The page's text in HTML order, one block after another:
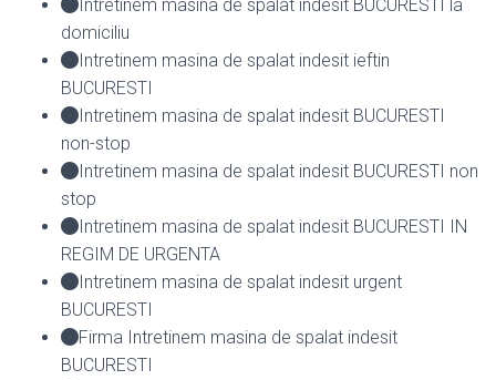
Intretinem masina de spalat indesit BUCURESTI la
domiciliu
Intretinem masina de spalat indesit ieftin
BUCURESTI
Intretinem masina de spalat indesit BUCURESTI
non-stop
Intretinem masina de spalat indesit BUCURESTI non
stop
Intretinem masina de spalat indesit BUCURESTI IN
REGIM DE URGENTA
Intretinem masina de spalat indesit urgent
BUCURESTI
Firma Intretinem masina de spalat indesit
BUCURESTI